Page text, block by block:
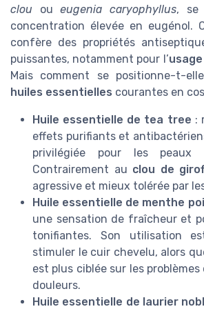
clou oueugenia caryophyllus, se
concentration élevée en eugénol.
confère des propriétés
puissantes, notamment pour l’usage
Mais comment se positionne-t-
huiles essentielles courantes en
Huile essentielle de tea tree :
effets purifiants et
privilégiée pour les peaux
Contrairement au clou de
agressive et mieux tolérée par
Huile essentielle de menthe
une sensation de fraîcheur et
tonifiantes. Son utilisation
stimuler le cuir chevelu, alors
est plus ciblée sur les
douleurs.
Huile essentielle de laurier